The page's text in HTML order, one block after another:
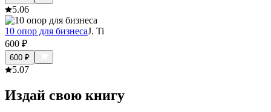
5.06
10 опор для бизнесаJ. Ti
600 ₽
600 ₽
5.07
Издай свою книгу